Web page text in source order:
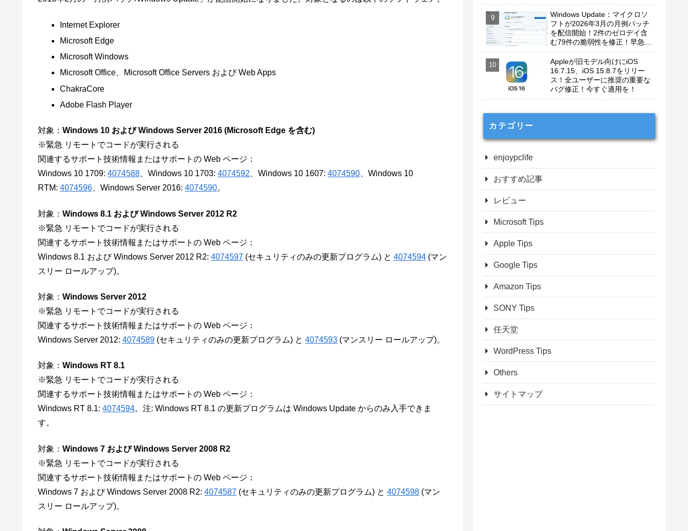
Internet Explorer
Microsoft Edge
Microsoft Windows
Microsoft Office、Microsoft Office Servers および Web Apps
ChakraCore
Adobe Flash Player
対象： Windows 10 および Windows Server 2016 (Microsoft Edge を含む)
※緊急 リモートでコードが実行される
関連するサポート技術情報またはサポートの Web ページ：
Windows 10 1709: 4074588 、Windows 10 1703: 4074592 、Windows 10 1607: 4074590 、Windows 10
RTM: 4074596 、Windows Server 2016: 4074590。
対象： Windows 8.1 および Windows Server 2012 R2
※緊急 リモートでコードが実行される
関連するサポート技術情報またはサポートの Web ページ：
Windows 8.1 および Windows Server 2012 R2: 4074597 (セキュリティのみの更新プログラム) と 4074594 (マン
スリー ロールアップ)。
対象： Windows Server 2012
※緊急 リモートでコードが実行される
関連するサポート技術情報またはサポートの Web ページ：
Windows Server 2012: 4074589 (セキュリティのみの更新プログラム) と 4074593 (マンスリー ロールアップ)。
対象： Windows RT 8.1
※緊急 リモートでコードが実行される
関連するサポート技術情報またはサポートの Web ページ：
Windows RT 8.1: 4074594。注: Windows RT 8.1 の更新プログラムは Windows Update からのみ入手できま
す。
対象： Windows 7 および Windows Server 2008 R2
※緊急 リモートでコードが実行される
関連するサポート技術情報またはサポートの Web ページ：
Windows 7 および Windows Server 2008 R2: 4074587 (セキュリティのみの更新プログラム) と 4074598 (マン
スリー ロールアップ)。
Windows Update：マイクロソ
フトが2026年3月の月例パッチ
を配信開始！2件のゼロデイ含
む79件の脆弱性を修正！早急に
Appleが旧モデル向けにiOS
16.7.15、iOS 15.8.7をリリー
ス！全ユーザーに推奨の重要な
バグ修正！今すぐ適用を！
カテゴリー
enjoypclife
おすすめ記事
レビュー
Microsoft Tips
Apple Tips
Google Tips
Amazon Tips
SONY Tips
任天堂
WordPress Tips
Others
サイトマップ